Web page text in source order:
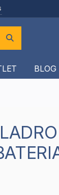
BLOG